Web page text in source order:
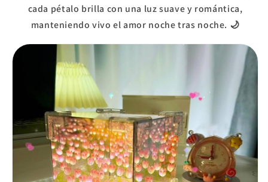
cada pétalo brilla con una luz suave y romántica,
manteniendo vivo el amor noche tras noche. 🌙